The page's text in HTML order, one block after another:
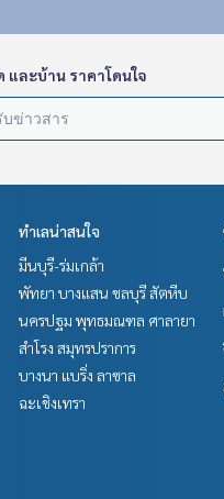
และบ้าน ราคาโดนใจ
ทำเลน่าสนใจ
มีนบุรี-ร่มเกล้า
พัทยา บางแสน ชลบุรี สัตหีบ
นครปฐม พุทธมณฑล ศาลายา
สำโรง สมุทรปราการ
บางนา แบริ่ง ลาซาล
ฉะเชิงเทรา